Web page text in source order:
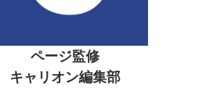
ページ監修
キャリオン編集部